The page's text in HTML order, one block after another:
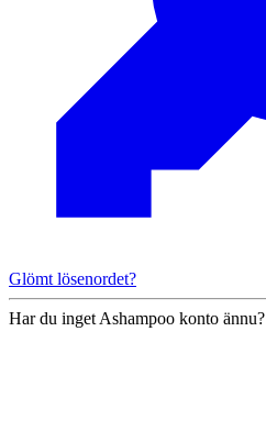
Glömt lösenordet?
Har du inget Ashampoo konto ännu?